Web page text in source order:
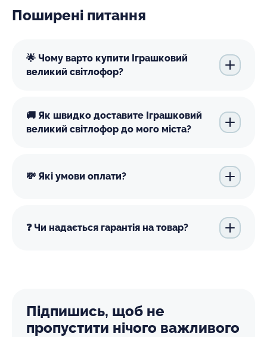
Поширені питання
🌟 Чому варто купити Іграшковий
великий світлофор?
🚚 Як швидко доставите Іграшковий
великий світлофор до мого міста?
💸 Які умови оплати?
❓ Чи надається гарантія на товар?
Підпишись, щоб не
пропустити нічого важливого